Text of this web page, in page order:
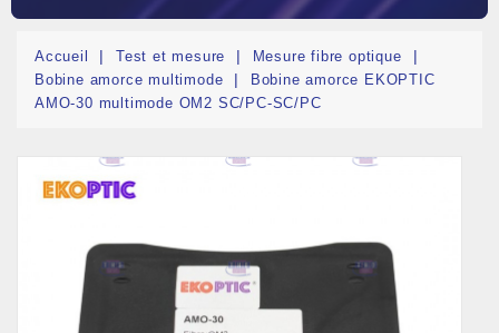
Accueil Test et mesure
Mesure fibre optique
Bobine amorce multimode
Bobine amorce EKOPTIC
AMO-30 multimode OM2 SC/PC-SC/PC